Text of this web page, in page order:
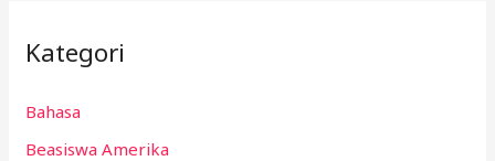
Kategori
Bahasa
Beasiswa Amerika